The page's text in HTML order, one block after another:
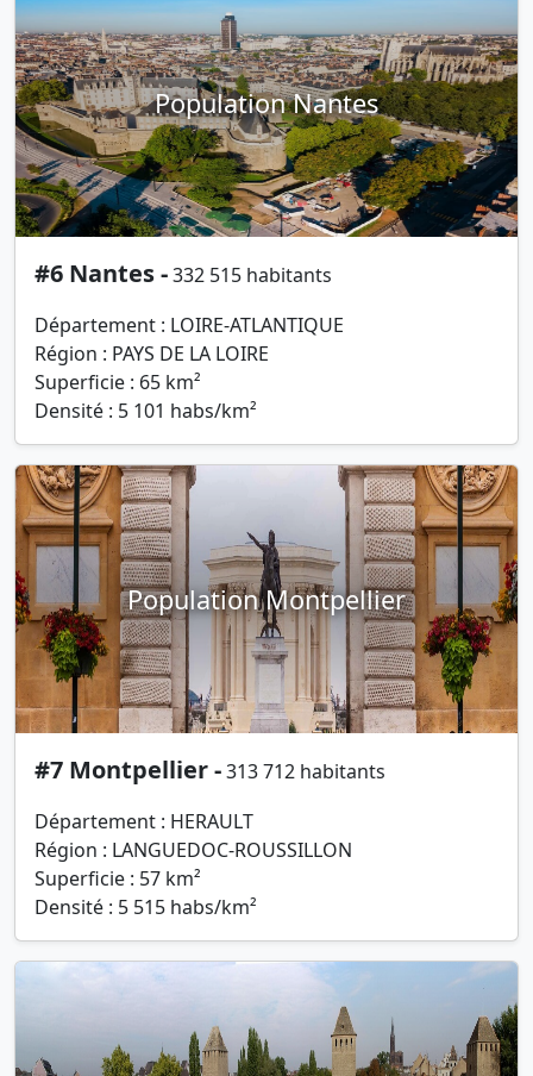
Population Nantes
#6 Nantes -332 515 habitants
Département : LOIRE-ATLANTIQUE
Région : PAYS DE LA LOIRE
Superficie : 65 km²
Densité : 5 101 habs/km²
Population Montpellier
#7 Montpellier -313 712 habitants
Département : HERAULT
Région : LANGUEDOC-ROUSSILLON
Superficie : 57 km²
Densité : 5 515 habs/km²